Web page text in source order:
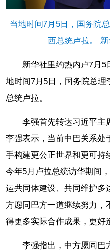
当地时间7月5日，国务院
西总统卢拉。
新华社里约热内卢7月
地时间7月5日，国务院总
总统卢拉。
李强首先转达习近平主
李强表示，当前中巴关系处
手构建更公正世界和更可持
今年5月卢拉总统访华期间
运共同体建设、共同维护多
方愿同巴方一道继续努力，
得更多实际合作成果，更好
李强指出，中方愿同巴